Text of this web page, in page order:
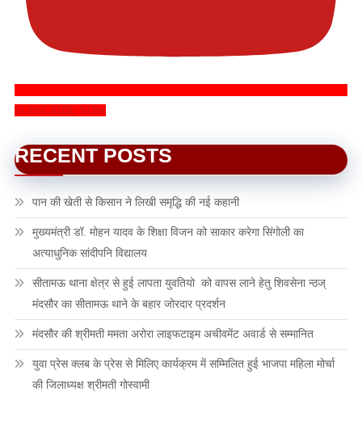
SUBSCRIBE NOW
RECENT POSTS
पान की खेती से किसान ने लिखी समृद्धि की नई कहानी
मुख्यमंत्री डॉ. मोहन यादव के शिक्षा विजन को साकार करेगा सिंगोली का
अत्याधुनिक सांदीपनि विद्यालय
सीतामऊ थाना क्षेत्र से हुई लापता युवतियो को वापस लाने हेतु शिवसेना न्ठज्
मंदसौर का सीतामऊ थाने के बहार जोरदार प्रदर्शन
मंदसौर की श्रीमती ममता अरोरा लाइफटाइम अचीवमेंट अवार्ड से सम्मानित
युवा प्रेस क्लब के प्रेस से मिलिए कार्यक्रम में सम्मिलित हुई भाजपा महिला मोर्चा
की जिलाध्यक्ष श्रीमती गोस्वामी